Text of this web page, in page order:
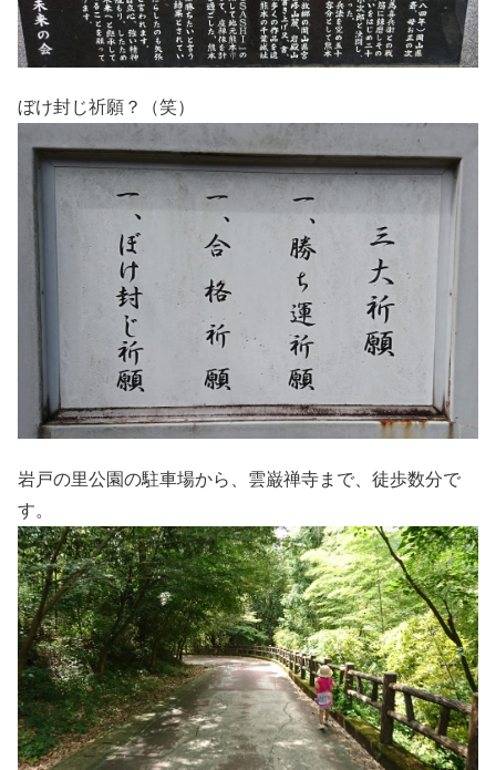
ぼけ封じ祈願？（笑）
岩戸の里公園の駐車場から、雲巌禅寺まで、徒歩数分で
す。